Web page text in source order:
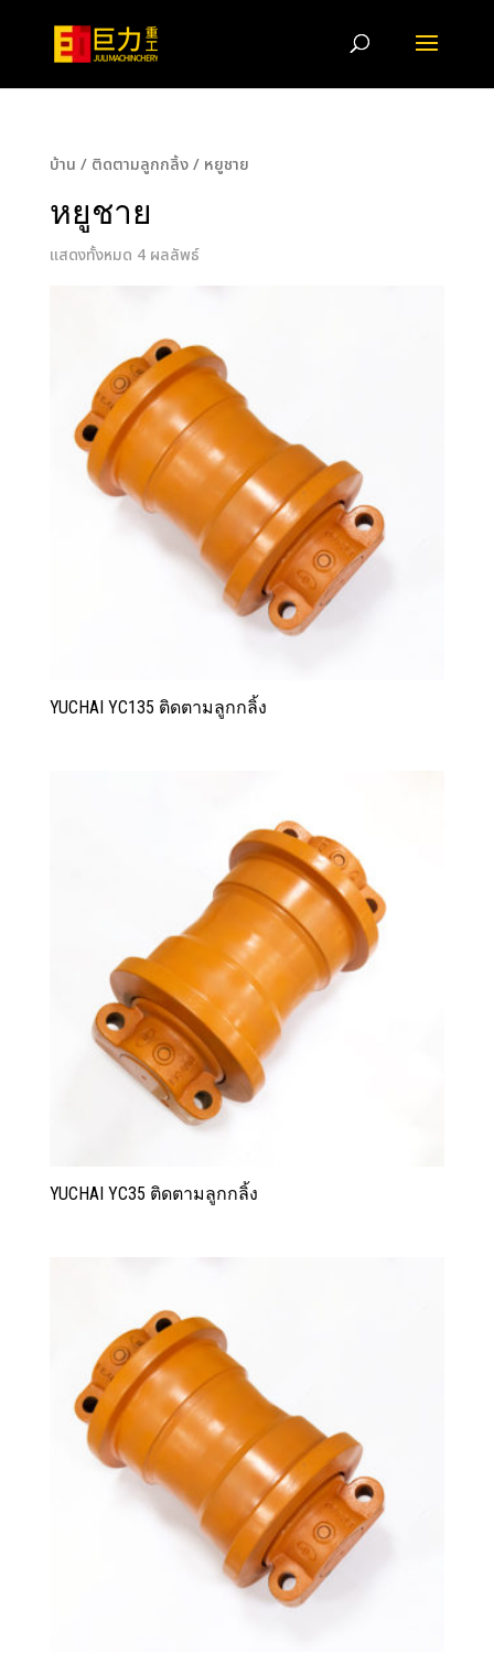
บ้าน / ติดตามลูกกลิ้ง/ หยูชาย
หยูชาย
แสดงทั้งหมด 4 ผลลัพธ์
YUCHAI YC135 ติดตามลูกกลิ้ง
YUCHAI YC35 ติดตามลูกกลิ้ง